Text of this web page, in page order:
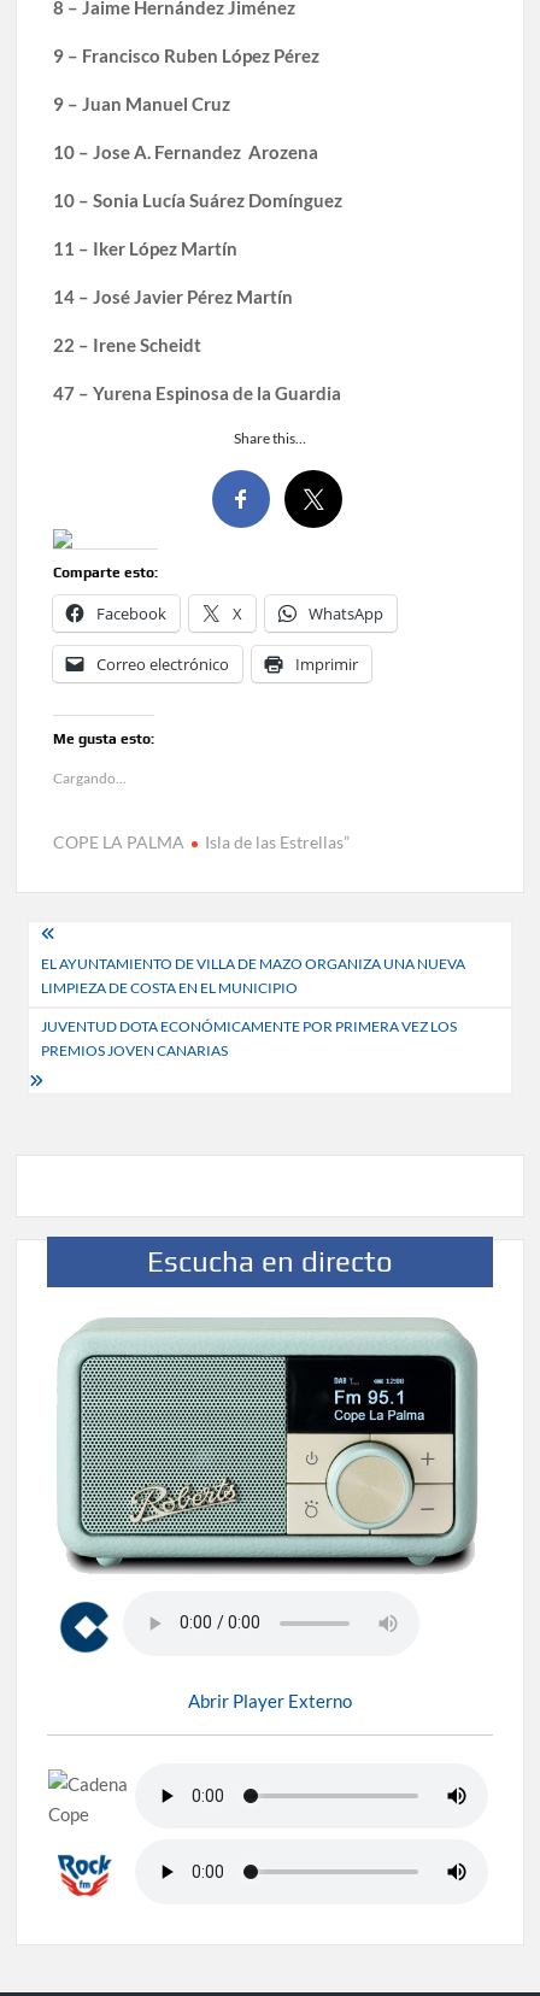
8 – Jaime Hernández Jiménez
9 – Francisco Ruben López Pérez
9 – Juan Manuel Cruz
10 – Jose A. Fernandez Arozena
10 – Sonia Lucía Suárez Domínguez
11 – Iker López Martín
14 – José Javier Pérez Martín
22 – Irene Scheidt
47 – Yurena Espinosa de la Guardia
Share this…
Comparte esto:
Facebook X WhatsApp
Correo electrónico Imprimir
Me gusta esto:
Cargando...
COPE LA PALMA Isla de las Estrellas”
Navegación
de
entradas
EL AYUNTAMIENTO DE VILLA DE MAZO ORGANIZA UNA NUEVA
LIMPIEZA DE COSTA EN EL MUNICIPIO
JUVENTUD DOTA ECONÓMICAMENTE POR PRIMERA VEZ LOS
PREMIOS JOVEN CANARIAS
Escucha en directo
Abrir Player Externo